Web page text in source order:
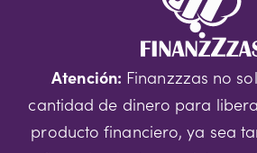
Atención: Finanzzzas no
cantidad de dinero para
producto financiero, ya sea